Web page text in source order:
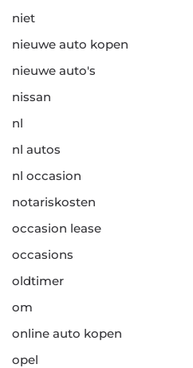
niet
nieuwe auto kopen
nieuwe auto's
nissan
nl
nl autos
nl occasion
notariskosten
occasion lease
occasions
oldtimer
om
online auto kopen
opel